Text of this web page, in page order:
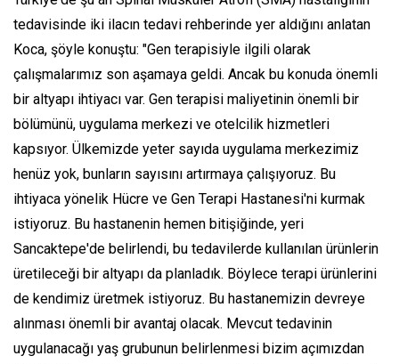
tedavisinde iki ilacın tedavi rehberinde yer aldığını anlatan
Koca, şöyle konuştu: "Gen terapisiyle ilgili olarak
çalışmalarımız son aşamaya geldi. Ancak bu konuda önemli
bir altyapı ihtiyacı var. Gen terapisi maliyetinin önemli bir
bölümünü, uygulama merkezi ve otelcilik hizmetleri
kapsıyor. Ülkemizde yeter sayıda uygulama merkezimiz
henüz yok, bunların sayısını artırmaya çalışıyoruz. Bu
ihtiyaca yönelik Hücre ve Gen Terapi Hastanesi'ni kurmak
istiyoruz. Bu hastanenin hemen bitişiğinde, yeri
Sancaktepe'de belirlendi, bu tedavilerde kullanılan ürünlerin
üretileceği bir altyapı da planladık. Böylece terapi ürünlerini
de kendimiz üretmek istiyoruz. Bu hastanemizin devreye
alınması önemli bir avantaj olacak. Mevcut tedavinin
uygulanacağı yaş grubunun belirlenmesi bizim açımızdan